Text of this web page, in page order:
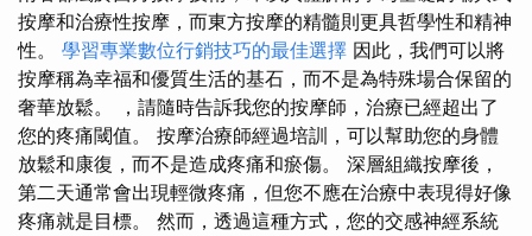
按摩和治療性按摩，而東方按摩的精髓則更具哲學性和精神
性。 學習專業數位行銷技巧的最佳選擇 因此，我們可以將
按摩稱為幸福和優質生活的基石，而不是為特殊場合保留的
奢華放鬆。 ，請隨時告訴我您的按摩師，治療已經超出了
您的疼痛閾值。 按摩治療師經過培訓，可以幫助您的身體
放鬆和康復，而不是造成疼痛和瘀傷。 深層組織按摩後，
第二天通常會出現輕微疼痛，但您不應在治療中表現得好像
疼痛就是目標。 然而，透過這種方式，您的交感神經系統